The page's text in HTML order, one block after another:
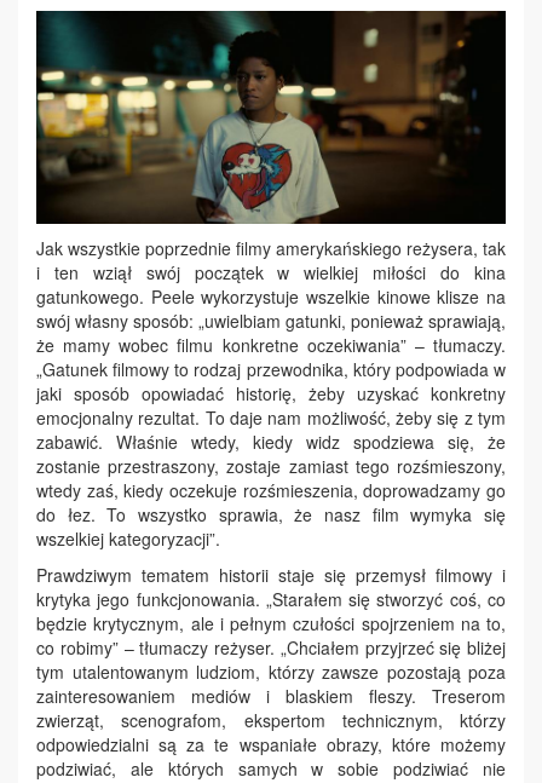
Jak wszystkie poprzednie filmy amerykańskiego reżysera, tak
i ten wziął swój początek w wielkiej miłości do kina
gatunkowego. Peele wykorzystuje wszelkie kinowe klisze na
swój własny sposób: „uwielbiam gatunki, ponieważ sprawiają,
że mamy wobec filmu konkretne oczekiwania” – tłumaczy.
„Gatunek filmowy to rodzaj przewodnika, który podpowiada w
jaki sposób opowiadać historię, żeby uzyskać konkretny
emocjonalny rezultat. To daje nam możliwość, żeby się z tym
zabawić. Właśnie wtedy, kiedy widz spodziewa się, że
zostanie przestraszony, zostaje zamiast tego rozśmieszony,
wtedy zaś, kiedy oczekuje rozśmieszenia, doprowadzamy go
do łez. To wszystko sprawia, że nasz film wymyka się
wszelkiej kategoryzacji”.
Prawdziwym tematem historii staje się przemysł filmowy i
krytyka jego funkcjonowania. „Starałem się stworzyć coś, co
będzie krytycznym, ale i pełnym czułości spojrzeniem na to,
co robimy” – tłumaczy reżyser. „Chciałem przyjrzeć się bliżej
tym utalentowanym ludziom, którzy zawsze pozostają poza
zainteresowaniem mediów i blaskiem fleszy. Treserom
zwierząt, scenografom, ekspertom technicznym, którzy
odpowiedzialni są za te wspaniałe obrazy, które możemy
podziwiać, ale których samych w sobie podziwiać nie